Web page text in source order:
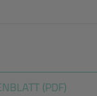
(PDF)